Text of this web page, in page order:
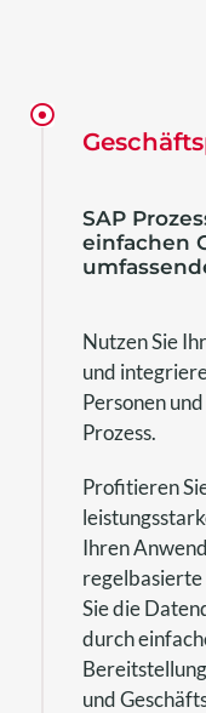
SAP
einfachen
Nutzen Sie
und
Personen
Prozess.
Profitieren
Ihren
Sie die
durch
und